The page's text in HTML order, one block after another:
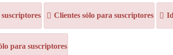
Clientes sólo para suscriptores
para suscriptores